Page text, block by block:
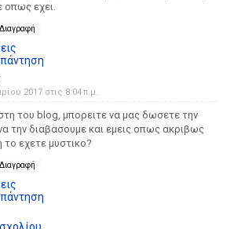
οπως εχει.
Διαγραφή
2017 στις 8:04 π.μ.
του blog, μπορειτε να μας δωσετε την
την διαβασουμε και εμεις οπως ακριβως
εχετε μυστικο?
Διαγραφή